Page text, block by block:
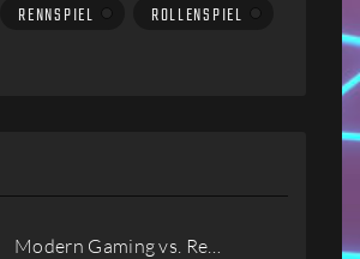
RENNSPIEL
ROLLENSPIEL
Modern Gaming vs. Re…